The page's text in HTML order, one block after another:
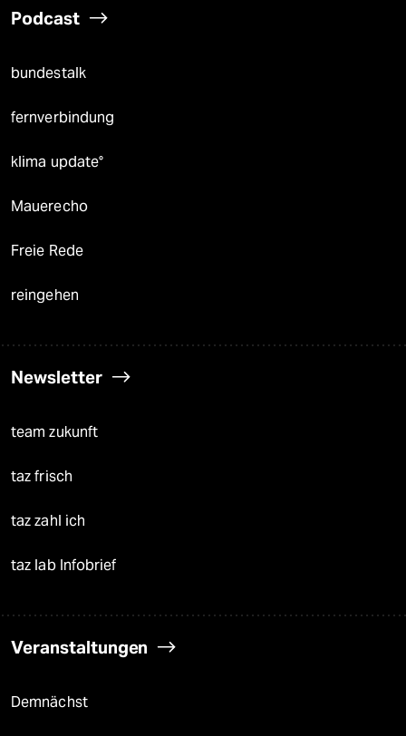
Podcast
bundestalk
fernverbindung
klima update°
Mauerecho
Freie Rede
reingehen
Newsletter
team zukunft
taz frisch
taz zahl ich
taz lab Infobrief
Veranstaltungen
Demnächst